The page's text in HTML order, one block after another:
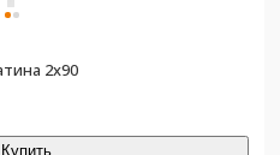
Бордюр металл. матовый платина 2x90
Купить